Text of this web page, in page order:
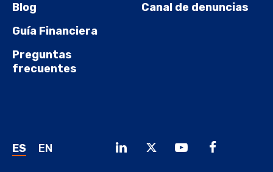
Blog
Guía Financiera
Preguntas
frecuentes
Canal de denuncias
ES EN